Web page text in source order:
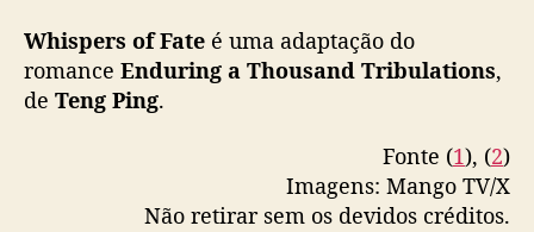
e
”
2025
Whispers of Fate é uma adaptação do
romance Enduring a Thousand Tribulations,
de Teng Ping.
Fonte (1), (2)
Imagens: Mango TV/X
Não retirar sem os devidos créditos.